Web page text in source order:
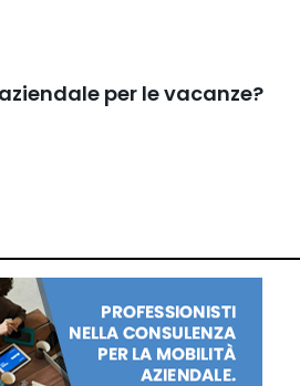
per le vacanze?